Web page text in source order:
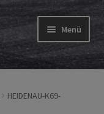
Menü
Expand
HEIDENAU-K69-